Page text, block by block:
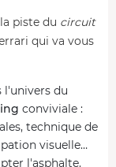
piste du circuit
qui va vous
l'univers du
conviviale :
technique de
visuelle…
l'asphalte.